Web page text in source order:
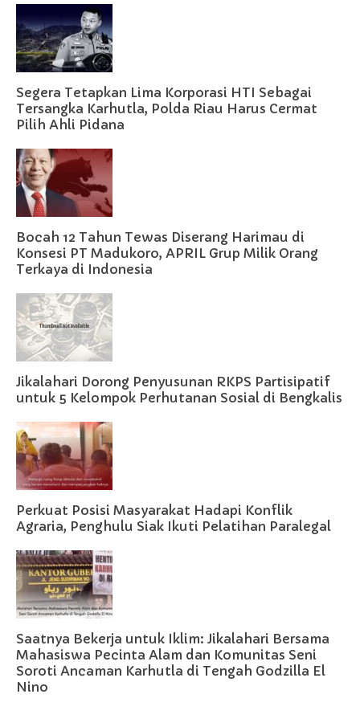
Segera Tetapkan Lima Korporasi HTI Sebagai
Tersangka Karhutla, Polda Riau Harus Cermat
Pilih Ahli Pidana
Bocah 12 Tahun Tewas Diserang Harimau di
Konsesi PT Madukoro, APRIL Grup Milik Orang
Terkaya di Indonesia
Jikalahari Dorong Penyusunan RKPS Partisipatif
untuk 5 Kelompok Perhutanan Sosial di Bengkalis
Perkuat Posisi Masyarakat Hadapi Konflik
Agraria, Penghulu Siak Ikuti Pelatihan Paralegal
Saatnya Bekerja untuk Iklim: Jikalahari Bersama
Mahasiswa Pecinta Alam dan Komunitas Seni
Soroti Ancaman Karhutla di Tengah Godzilla El
Nino